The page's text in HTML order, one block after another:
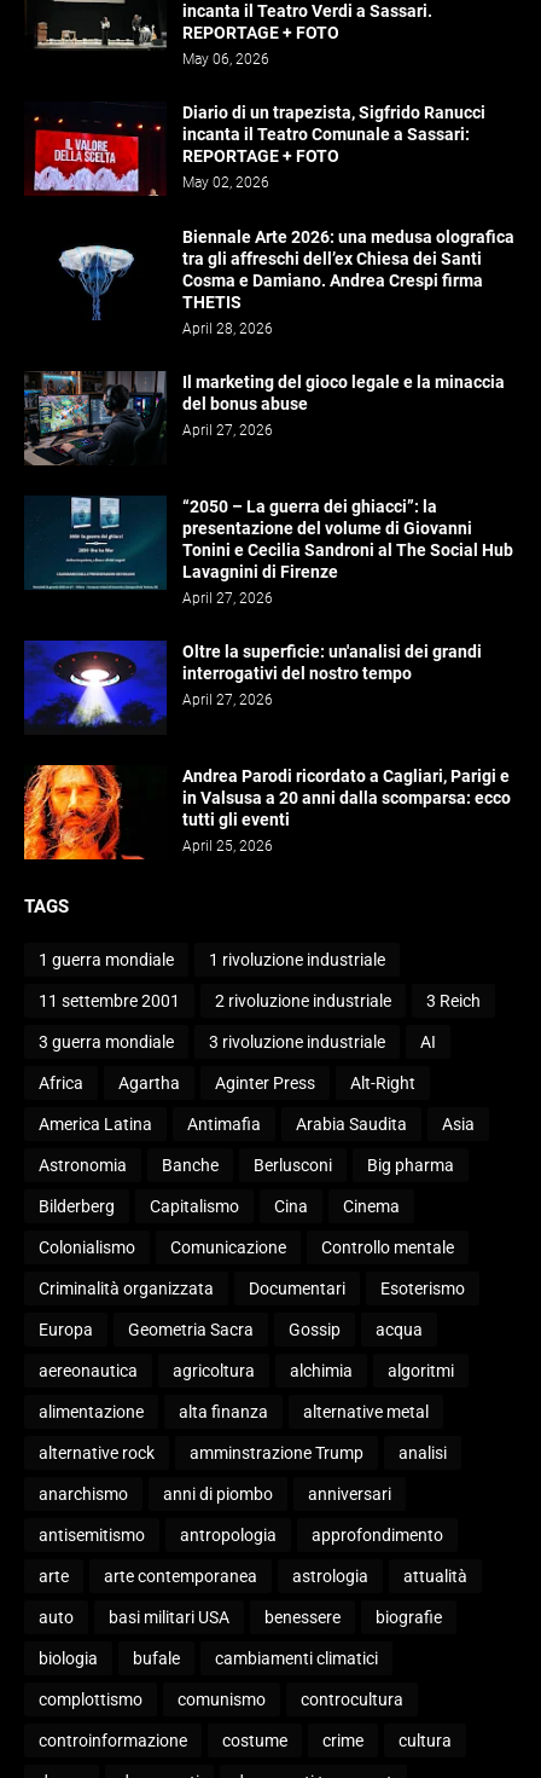
incanta il Teatro Verdi a Sassari.
REPORTAGE + FOTO
May 06, 2026
Diario di un trapezista, Sigfrido Ranucci
incanta il Teatro Comunale a Sassari:
REPORTAGE + FOTO
May 02, 2026
Biennale Arte 2026: una medusa olografica
tra gli affreschi dell’ex Chiesa dei Santi
Cosma e Damiano. Andrea Crespi firma
THETIS
April 28, 2026
Il marketing del gioco legale e la minaccia
del bonus abuse
April 27, 2026
“2050 – La guerra dei ghiacci”: la
presentazione del volume di Giovanni
Tonini e Cecilia Sandroni al The Social Hub
Lavagnini di Firenze
April 27, 2026
Oltre la superficie: un'analisi dei grandi
interrogativi del nostro tempo
April 27, 2026
Andrea Parodi ricordato a Cagliari, Parigi e
in Valsusa a 20 anni dalla scomparsa: ecco
tutti gli eventi
April 25, 2026
TAGS
1 guerra mondiale 1 rivoluzione industriale
11 settembre 2001 2 rivoluzione industriale 3 Reich
3 guerra mondiale 3 rivoluzione industriale AI
Africa Agartha Aginter Press Alt-Right
America Latina Antimafia Arabia Saudita Asia
Astronomia Banche Berlusconi Big pharma
Bilderberg Capitalismo Cina Cinema
Colonialismo Comunicazione Controllo mentale
Criminalità organizzata Documentari Esoterismo
Europa Geometria Sacra Gossip acqua
aereonautica agricoltura alchimia algoritmi
alimentazione alta finanza alternative metal
alternative rock amminstrazione Trump analisi
anarchismo anni di piombo anniversari
antisemitismo antropologia approfondimento
arte arte contemporanea astrologia attualità
auto basi militari USA benessere biografie
biologia bufale cambiamenti climatici
complottismo comunismo controcultura
controinformazione costume crime cultura